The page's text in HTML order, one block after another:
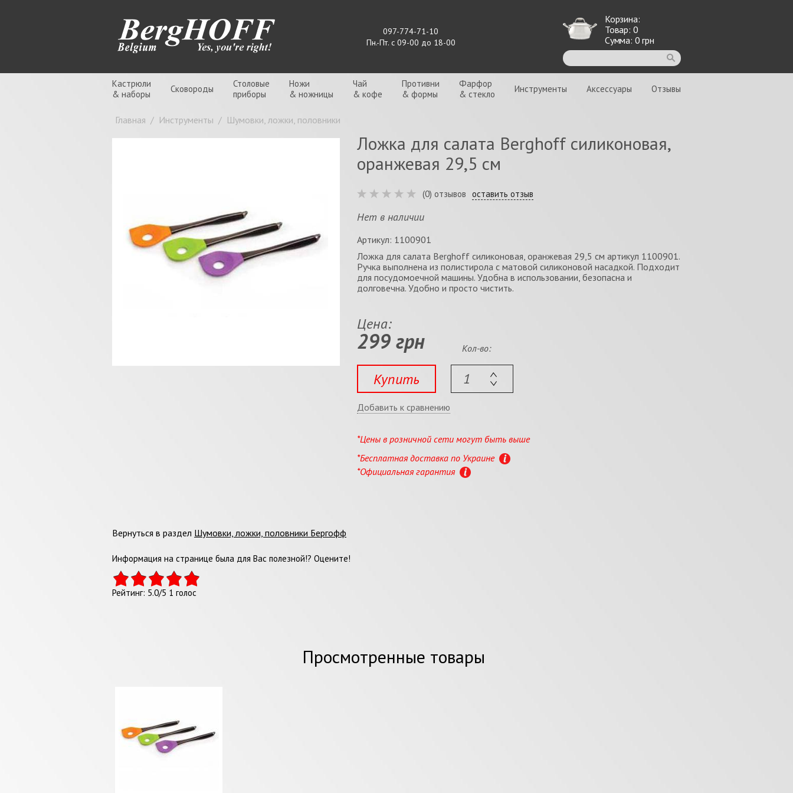
097-774-71-10
Пн.-Пт. с 09-00 до 18-00
Корзина:
Товар: 0
Сумма: 0 грн
Кастрюли
& наборы
Сковороды
Столовые
приборы
Ножи
& ножницы
Чай
& кофе
Противни
& формы
Фарфор
& стекло
Инструменты Аксессуары Отзывы
Главная / Инструменты / Шумовки, ложки, половники
Ложка для салата Berghoff силиконовая,
оранжевая 29,5 см
(0) отзывов оставить отзыв
Нет в наличии
Артикул: 1100901
Ложка для салата Berghoff силиконовая, оранжевая 29,5 см артикул 1100901.
Ручка выполнена из полистирола с матовой силиконовой насадкой. Подходит
для посудомоечной машины. Удобна в использовании, безопасна и
долговечна. Удобно и просто чистить.
Цена:
299 грн
Купить
Кол-во:
Добавить к сравнению
*Цены в розничной сети могут быть выше
*Бесплатная доставка по Украине
*Официальная гарантия
Вернуться в раздел Шумовки, ложки, половники Бергофф
Информация на странице была для Вас полезной!? Оцените!
Рейтинг: 5.0/5 1 голос
Просмотренные товары